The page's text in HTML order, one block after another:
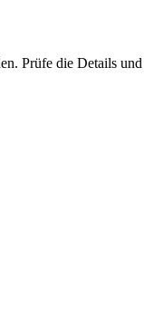
Prüfe die Details